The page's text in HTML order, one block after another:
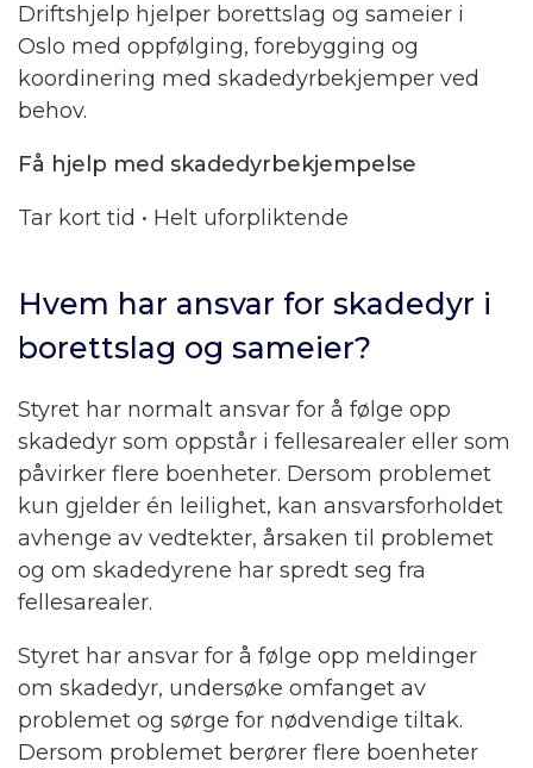
Driftshjelp hjelper borettslag og sameier i
Oslo med oppfølging, forebygging og
koordinering med skadedyrbekjemper ved
behov.
Få hjelp med skadedyrbekjempelse
Tar kort tid • Helt uforpliktende
Hvem har ansvar for skadedyr i
borettslag og sameier?
Styret har normalt ansvar for å følge opp
skadedyr som oppstår i fellesarealer eller som
påvirker flere boenheter. Dersom problemet
kun gjelder én leilighet, kan ansvarsforholdet
avhenge av vedtekter, årsaken til problemet
og om skadedyrene har spredt seg fra
fellesarealer.
Styret har ansvar for å følge opp meldinger
om skadedyr, undersøke omfanget av
problemet og sørge for nødvendige tiltak.
Dersom problemet berører flere boenheter